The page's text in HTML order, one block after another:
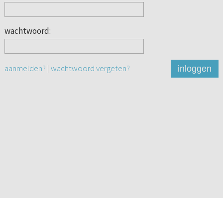
wachtwoord:
aanmelden? | wachtwoord vergeten? inloggen